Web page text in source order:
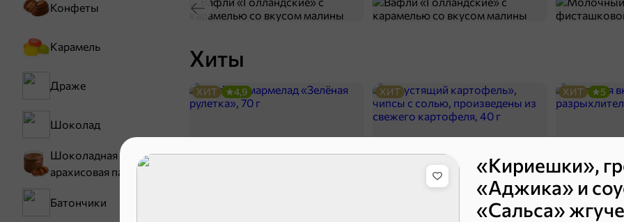
«Кириешки»,
«Аджика» и
«Сальса»
Конфеты
Карамель
Драже
Шоколад
Шоколадная и
арахисовая паста
Батончики
Хиты
ХИТ 4,9 ХИТ ХИТ 5